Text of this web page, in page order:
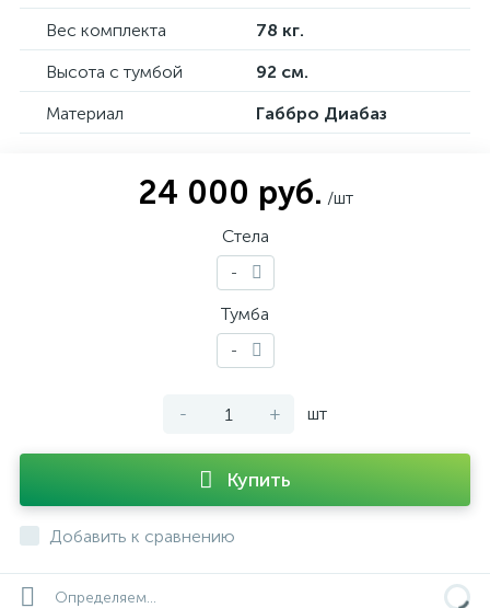
Вес комплекта 78 кг.
Высота с тумбой 92 см.
Материал Габбро Диабаз
24 000 руб. /шт
Стела
-
Тумба
-
- + шт
Купить
Добавить к сравнению
Определяем...